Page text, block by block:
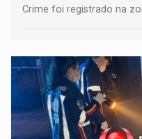
Crime foi registrado na